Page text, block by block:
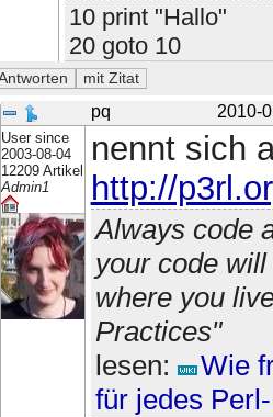
10 print "Hallo"
20 goto 10
pq 2010-
User since
2003-08-04
12209 Artikel
Admin1
nennt sich
http://
Always code
your code
where you
Practices"
lesen:
Wie
für jedes